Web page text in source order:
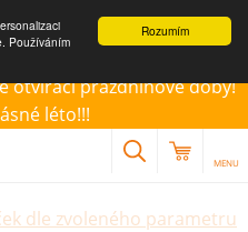
Rozumím
Používáním
otvírací prázdninové doby!
léto!!!
MENU
dle zvoleného parametru